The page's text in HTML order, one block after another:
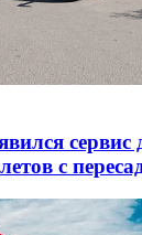
сервис
с